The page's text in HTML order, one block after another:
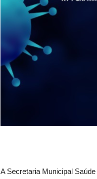
A Secretaria Municipal